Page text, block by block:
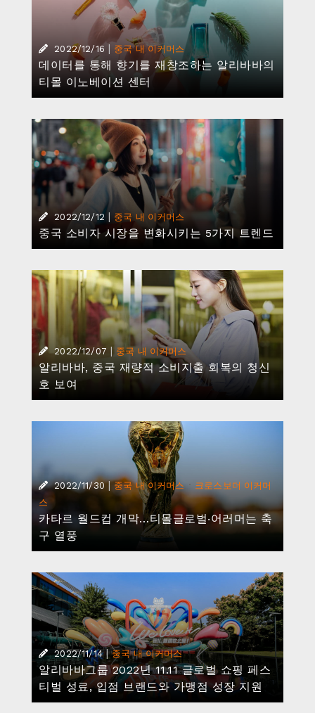
2022/12/16 중국 내 이커머스
데이터를 통해 향기를 재창조하는 알리바바의
티몰 이노베이션 센터
2022/12/12 중국 내 이커머스
중국 소비자 시장을 변화시키는 5가지 트렌드
2022/12/07 중국 내 이커머스
알리바바, 중국 재량적 소비지출 회복의 청신
호 보여
2022/11/30 | 중국 내 이커머스· 크로스보더 이커머
스
카타르 월드컵 개막…티몰글로벌‧어러머는 축
구 열풍
2022/11/14 | 중국 내 이커머스
알리바바그룹 2022년 11.11 글로벌 쇼핑 페스
티벌 성료, 입점 브랜드와 가맹점 성장 지원